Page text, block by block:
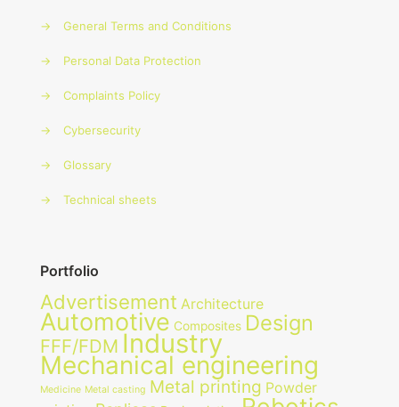
→ General Terms and Conditions
→ Personal Data Protection
→ Complaints Policy
→ Cybersecurity
→ Glossary
→ Technical sheets
Portfolio
Advertisement Architecture
Automotive Composites Design
FFF/FDM Industry
Mechanical engineering
Medicine Metal casting Metal printing Powder